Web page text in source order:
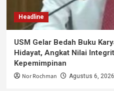
Headline
USM Gelar Bedah Buku
Hidayat, Angkat Nilai
Kepemimpinan
Nor Rochman Agustus 6, 2026